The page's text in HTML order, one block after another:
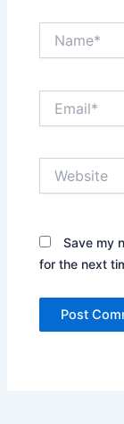
Save my
for the next